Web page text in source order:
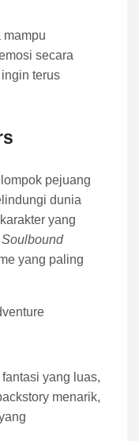
mampu
secara
terus
pejuang
dunia
yang
Soulbound
yang paling
yang luas,
menarik,